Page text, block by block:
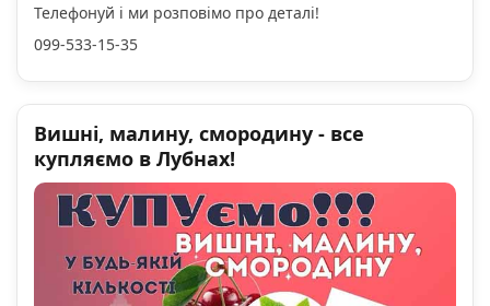
Телефонуй і ми розповімо про деталі!
099-533-15-35
Вишні, малину, смородину - все
купляємо в Лубнах!